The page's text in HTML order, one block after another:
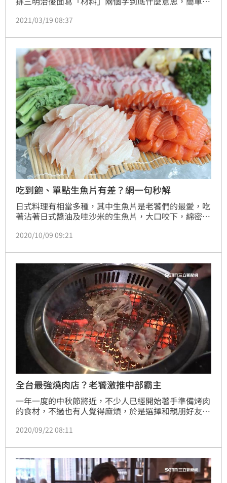
菜，實際街訪中南部的朋友還真的沒聽過，他們不叫材
2021/03/19 08:37
吃到飽、單點生魚片有差？網一句秒解
日式料理有相當多種，其中生魚片是老饕們的最愛，吃
著沾著日式醬油及哇沙米的生魚片，大口咬下，綿密的
有一名網友好奇「吃到飽餐廳的生魚片跟單點生魚片差
倒。
2020/10/09 09:21
全台最強燒肉店？老饕激推中部霸主
一年一度的中秋節將近，不少人已經開始著手準備烤肉
的食材，不過也有人覺得麻煩，於是選擇和親朋好友一
具代表性的燒肉店，便好奇問「燒肉店霸主是誰？」貼
2020/09/22 08:11